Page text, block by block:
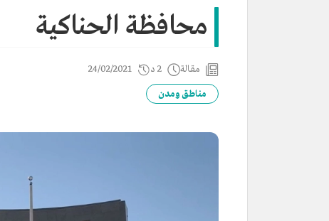
محافظة الحناكية
مقالة 2 د 24/02/2021
مناطق ومدن